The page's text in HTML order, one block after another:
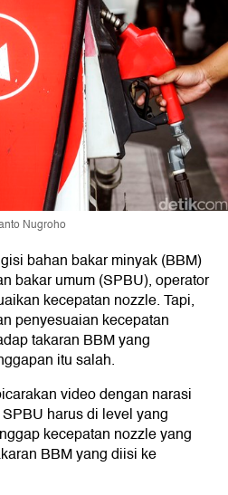
Nugroho
bahan bakar minyak (BBM)
bakar umum (SPBU), operator
kecepatan nozzle. Tapi,
penyesuaian kecepatan
takaran BBM yang
itu salah.
video dengan narasi
harus di level yang
kecepatan nozzle yang
BBM yang diisi ke